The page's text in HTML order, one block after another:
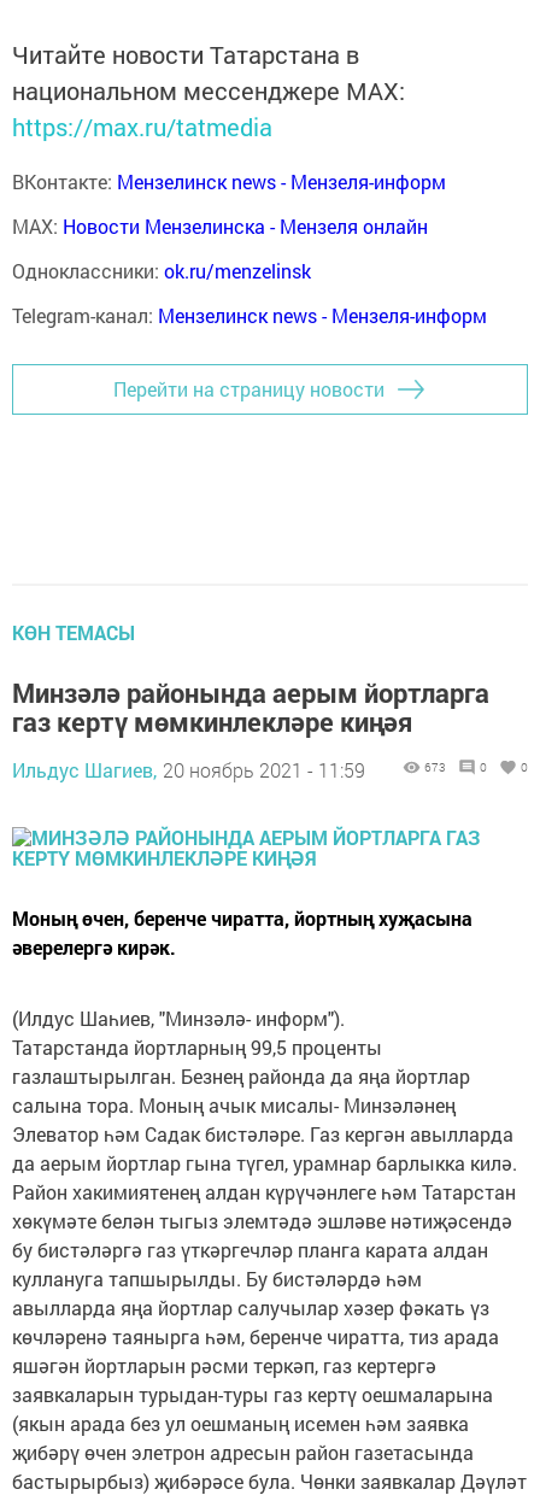
Читайте новости Татарстана в
национальном мессенджере MАХ:
https://max.ru/tatmedia
ВКонтакте: Мензелинск news - Мензеля-информ
MAX: Новости Мензелинска - Мензеля онлайн
Одноклассники: ok.ru/menzelinsk
Telegram-канал: Мензелинск news - Мензеля-информ
Перейти на страницу новости
КӨН ТЕМАСЫ
Минзәлә районында аерым йортларга
газ кертү мөмкинлекләре киңәя
Ильдус Шагиев, 20 ноябрь 2021 - 11:59 673 0 0
Моның өчен, беренче чиратта, йортның хуҗасына
әверелергә кирәк.
(Илдус Шаһиев, "Минзәлә- информ").
Татарстанда йортларның 99,5 проценты
газлаштырылган. Безнең районда да яңа йортлар
салына тора. Моның ачык мисалы- Минзәләнең
Элеватор һәм Садак бистәләре. Газ кергән авылларда
да аерым йортлар гына түгел, урамнар барлыкка килә.
Район хакимиятенең алдан күрүчәнлеге һәм Татарстан
хөкүмәте белән тыгыз элемтәдә эшләве нәтиҗәсендә
бу бистәләргә газ үткәргечләр планга карата алдан
куллануга тапшырылды. Бу бистәләрдә һәм
авылларда яңа йортлар салучылар хәзер фәкать үз
көчләренә таянырга һәм, беренче чиратта, тиз арада
яшәгән йортларын рәсми теркәп, газ кертергә
заявкаларын турыдан-туры газ кертү оешмаларына
(якын арада без ул оешманың исемен һәм заявка
җибәрү өчен элетрон адресын район газетасында
бастырырбыз) җибәрәсе була. Чөнки заявкалар Дәүләт